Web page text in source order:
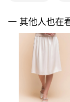
１．透過由恩沛科技
易，需依本服務之
權轉讓予恩沛科技股
２．關於個人資料處
https://aftee.tw/terms/
３．未成年的使用
「AFTEE先享後付
４．使用「AFTEE
每筆NT$90，滿
離島宅配 (蘭嶼恕不
每筆NT$200，滿
付款後門市自取
一 其他人也在